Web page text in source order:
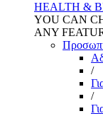
HEALTH &
YOU CAN
ANY
/
/